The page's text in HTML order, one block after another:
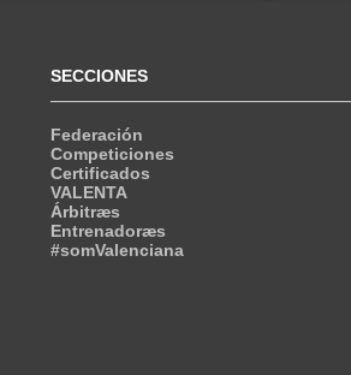
SECCIONES
Federación
Competiciones
Certificados
VALENTA
Árbitræs
Entrenadoræs
#somValenciana